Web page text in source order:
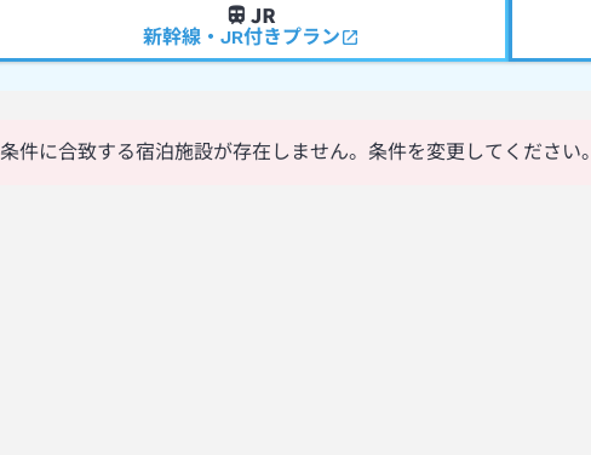
新幹線・JR付きプラン
条件に合致する宿泊施設が存在しません。条件を変更してください。